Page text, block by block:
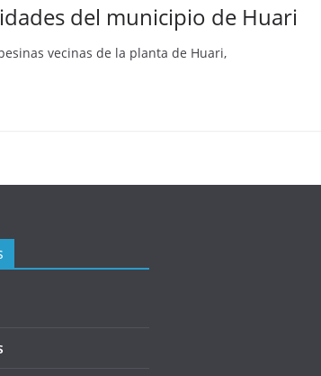
del municipio de Huari
vecinas de la planta de Huari,